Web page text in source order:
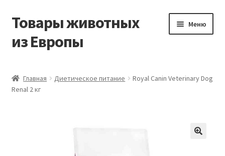
Перейти
навигации
Перейти
содержимому
Товары животных
из Европы
Меню
Виды доставки
Главная Диетическое питание
Royal Canin Veterinary Dog
Renal 2 кг